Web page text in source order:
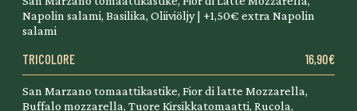
Napolin salami, Basilika, Oliiviöljy | +1,50€ extra Napolin
salami
TRICOLORE 16,90€
San Marzano tomaattikastike, Fior di latte Mozzarella,
Buffalo mozzarella, Tuore Kirsikkatomaatti, Rucola,